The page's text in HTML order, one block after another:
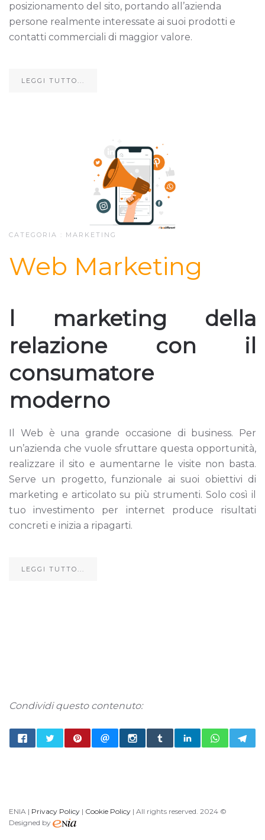
posizionamento del sito, portando all’azienda
persone realmente interessate ai suoi prodotti e
contatti commerciali di maggior valore.
LEGGI TUTTO...
CATEGORIA : MARKETING
Web Marketing
l marketing della
relazione con il
consumatore
moderno
Il Web è una grande occasione di business. Per
un’azienda che vuole sfruttare questa opportunità,
realizzare il sito e aumentarne le visite non basta.
Serve un progetto, funzionale ai suoi obiettivi di
marketing e articolato su più strumenti. Solo così il
tuo investimento per internet produce risultati
concreti e inizia a ripagarti.
LEGGI TUTTO...
Condividi questo contenuto:
ENIA | Privacy Policy | Cookie Policy | All rights reserved. 2024 ©
Designed by